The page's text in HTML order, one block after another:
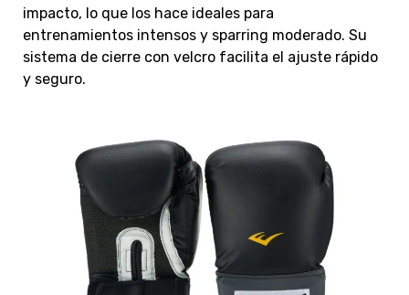
impacto, lo que los hace ideales para
entrenamientos intensos y sparring moderado. Su
sistema de cierre con velcro facilita el ajuste rápido
y seguro.